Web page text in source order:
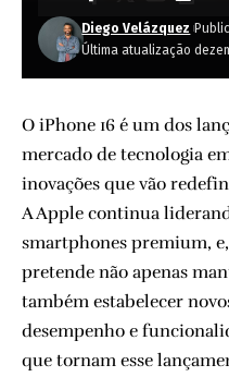
Última atualização
Diego Velázquez
O iPhone 16 é um dos
mercado de tecnologia
inovações que vão
A Apple continua
smartphones premium,
pretende não apenas
também estabelecer
desempenho e
que tornam esse